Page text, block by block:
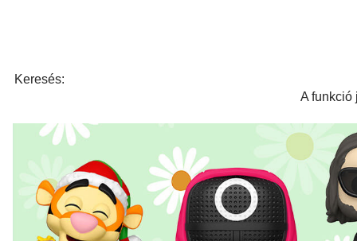
Keresés:
A funkció